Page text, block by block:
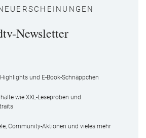
Newsletter
und E-Book-Schnäppchen
wie XXL-Leseproben und
Community-Aktionen und vieles mehr